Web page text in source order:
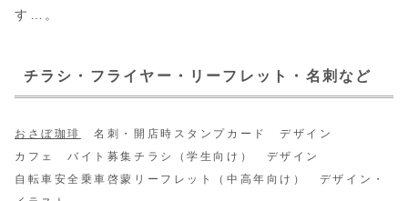
す…。
チラシ・フライヤー・リーフレット・名刺など
おさぼ珈琲
名刺・開店時スタンプカード デザイン
カフェ バイト募集チラシ（学生向け） デザイン
自転車安全乗車啓蒙リーフレット（中高年向け） デザイン・